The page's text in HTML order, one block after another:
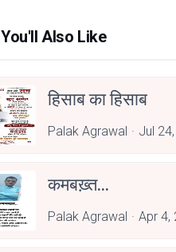
You'll Also Like
हिसाब का हिसाब
Palak Agrawal Jul
कमबख़्त...
Palak Agrawal Apr 4,